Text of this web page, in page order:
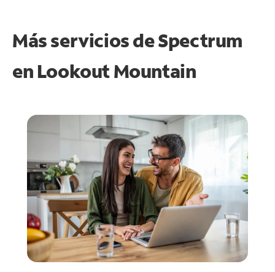
Más servicios de Spectrum
en Lookout Mountain